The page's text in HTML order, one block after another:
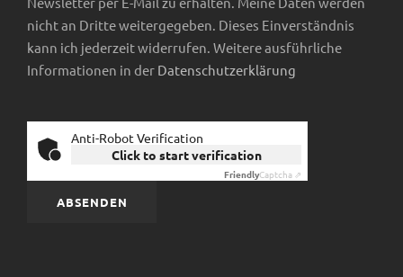
nicht an Dritte weitergegeben. Dieses Einverständnis
kann ich jederzeit widerrufen. Weitere ausführliche
Informationen in der Datenschutzerklärung
Anti-Robot Verification
Click to start verification
FriendlyCaptcha ⇗